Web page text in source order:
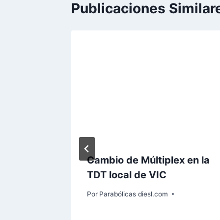
Publicaciones
Cambio de Múltiplex en la
TDT local de VIC
Por Parabólicas diesl.com